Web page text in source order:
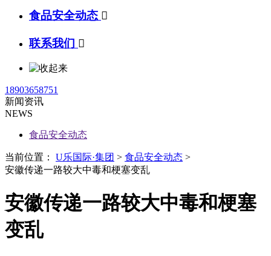
食品安全动态 
联系我们 
18903658751
新闻资讯
NEWS
食品安全动态
当前位置： U乐国际·集团 > 食品安全动态 >
安徽传递一路较大中毒和梗塞变乱
安徽传递一路较大中毒和梗塞
变乱